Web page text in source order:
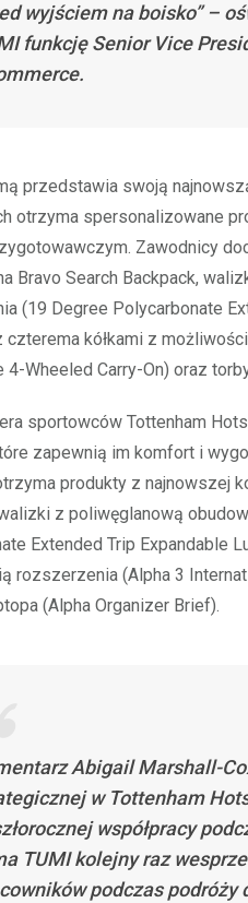
wyjściem na boisko” –
funkcję Senior Vice
przedstawia swoją
otrzyma spersonalizowane
Zawodnicy
Bravo Search Backpack,
(19 Degree Polycarbonate
czterema kółkami z
4-Wheeled Carry-On) oraz
sportowców Tottenham
zapewnią im komfort i
produkty z najnowszej
z poliwęglanową
Extended Trip Expandable
rozszerzenia (Alpha 3
(Alpha Organizer Brief).
Abigail Marshall-
w Tottenham
współpracy
TUMI kolejny raz
podczas